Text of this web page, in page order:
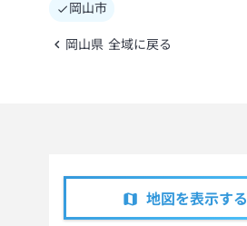
岡山市
岡山県 全域に戻る
地図を表示する